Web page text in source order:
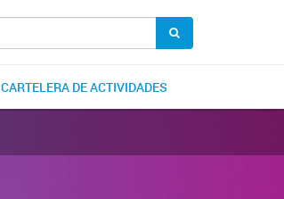
CARTELERA DE ACTIVIDADES